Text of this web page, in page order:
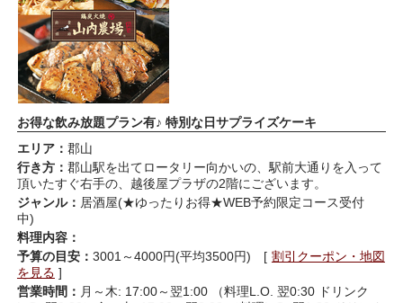
お得な飲み放題プラン有♪ 特別な日サプライズケーキ
エリア： 郡山
行き方： 郡山駅を出てロータリー向かいの、駅前大通りを入って
頂いたすぐ右手の、越後屋プラザの2階にございます。
ジャンル： 居酒屋(★ゆったりお得★WEB予約限定コース受付
中)
料理内容：
予算の目安： 3001～4000円(平均3500円) [ 割引クーポン・地図
を見る ]
営業時間： 月～木: 17:00～翌1:00 （料理L.O. 翌0:30 ドリンク